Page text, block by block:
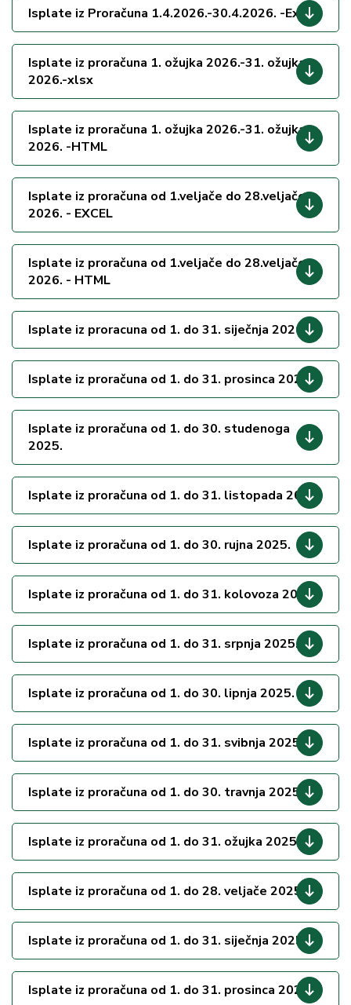
Isplate iz Proračuna 1.4.2026.-30.4.2026. -Excel
Isplate iz proračuna 1. ožujka 2026.-31. ožujka
2026.-xlsx
Isplate iz proračuna 1. ožujka 2026.-31. ožujka
2026. -HTML
Isplate iz proračuna od 1.veljače do 28.veljače
2026. - EXCEL
Isplate iz proračuna od 1.veljače do 28.veljače
2026. - HTML
Isplate iz proracuna od 1. do 31. siječnja 2026.
Isplate iz proračuna od 1. do 31. prosinca 2025.
Isplate iz proračuna od 1. do 30. studenoga
2025.
Isplate iz proračuna od 1. do 31. listopada 2025.
Isplate iz proračuna od 1. do 30. rujna 2025.
Isplate iz proračuna od 1. do 31. kolovoza 2025.
Isplate iz proračuna od 1. do 31. srpnja 2025.
Isplate iz proračuna od 1. do 30. lipnja 2025.
Isplate iz proračuna od 1. do 31. svibnja 2025.
Isplate iz proračuna od 1. do 30. travnja 2025.
Isplate iz proračuna od 1. do 31. ožujka 2025.
Isplate iz proračuna od 1. do 28. veljače 2025.
Isplate iz proračuna od 1. do 31. siječnja 2025.
Isplate iz proračuna od 1. do 31. prosinca 2024.